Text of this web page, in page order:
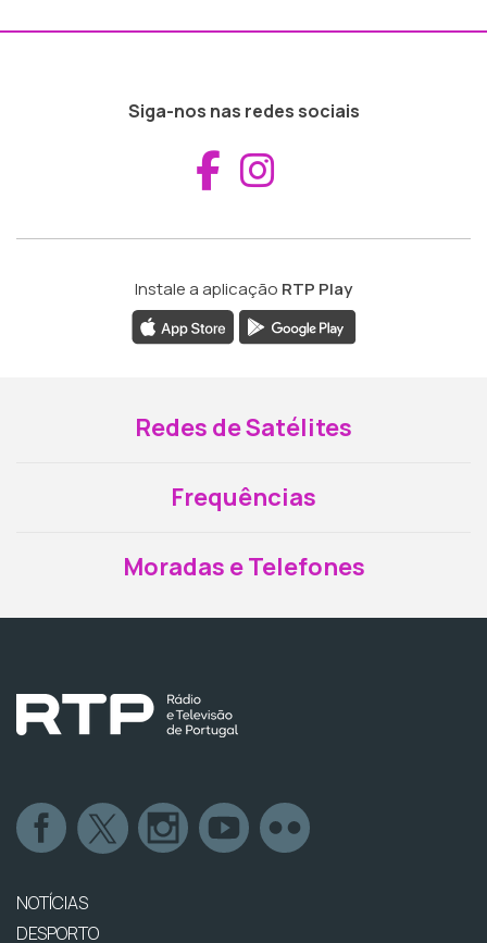
Siga-nos nas redes sociais
Aceder ao
Instale a aplicação RTP Play
Redes de Satélites
Frequências
Moradas e Telefones
NOTÍCIAS
DESPORTO